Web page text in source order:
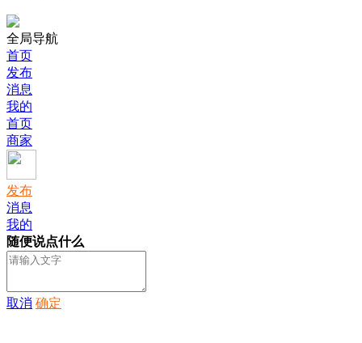
全局导航
首页
发布
消息
我的
首页
商家
发布
消息
我的
随便说点什么
取消 确定